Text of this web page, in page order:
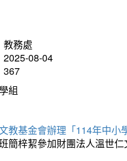
教務處
2025-08-04
367
組
教基金會辦理「114年中小
簡梓絜參加財團法人溫世